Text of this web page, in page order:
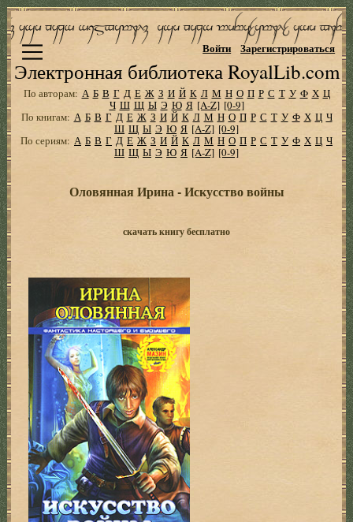
Электронная библиотека RoyalLib.com
Войти Зарегистрироваться
По авторам: А Б В Г Д Е Ж З И Й К Л М Н О П Р С Т У Ф Х Ц
Ч Ш Щ Ы Э Ю Я [A-Z] [0-9]
По книгам: А Б В Г Д Е Ж З И Й К Л М Н О П Р С Т У Ф Х Ц Ч
Ш Щ Ы Э Ю Я [A-Z] [0-9]
По сериям: А Б В Г Д Е Ж З И Й К Л М Н О П Р С Т У Ф Х Ц Ч
Ш Щ Ы Э Ю Я [A-Z] [0-9]
Оловянная Ирина - Искусство войны
скачать книгу бесплатно